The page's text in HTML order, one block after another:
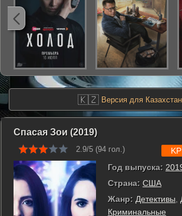
🇰🇿 Версия для
Спасая Зои (2019)
2.9/5 (94 гол.)
Год выпуска:
Страна: США
Жанр: Детективы
Криминальные